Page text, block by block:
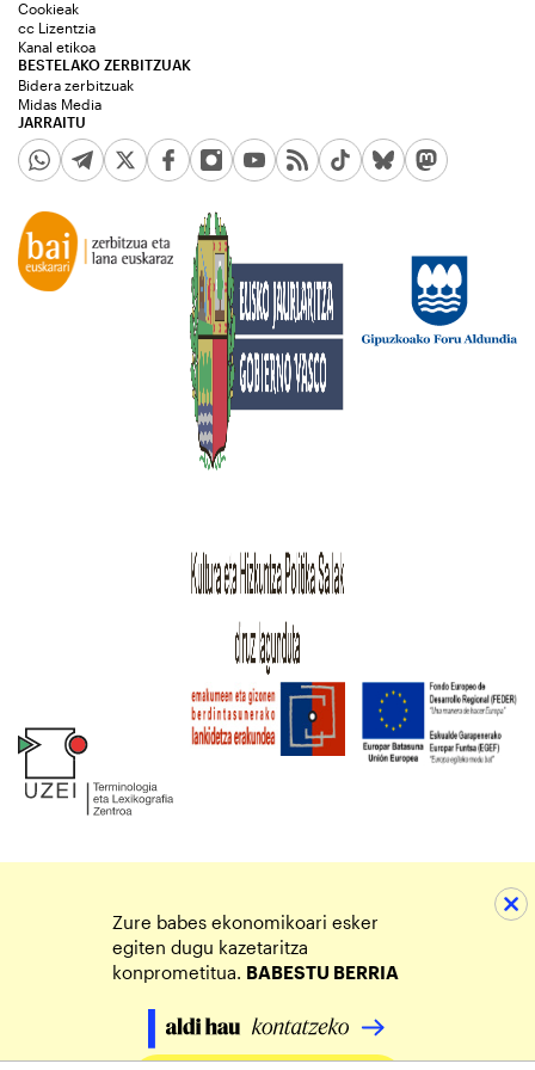
JARRAITU
Cookieak
cc Lizentzia
Kanal etikoa
BESTELAKO ZERBITZUAK
Bidera zerbitzuak
Midas Media
Zure babes ekonomikoari esker
egiten dugu kazetaritza
konprometitua. BABESTU BERRIA